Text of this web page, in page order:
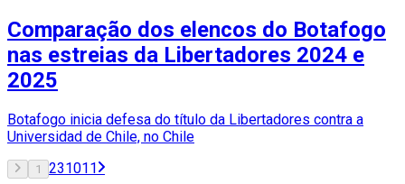
Comparação dos elencos do Botafogo
nas estreias da Libertadores 2024 e
2025
Botafogo inicia defesa do título da Libertadores contra a
Universidad de Chile, no Chile
1 231011